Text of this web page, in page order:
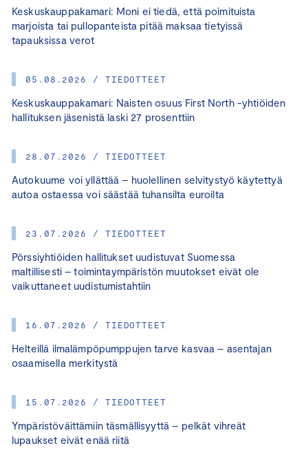
Keskuskauppakamari: Moni ei tiedä, että poimituista
marjoista tai pullopanteista pitää maksaa tietyissä
tapauksissa verot
05.08.2026 / TIEDOTTEET
Keskuskauppakamari: Naisten osuus First North -yhtiöiden
hallituksen jäsenistä laski 27 prosenttiin
28.07.2026 / TIEDOTTEET
Autokuume voi yllättää – huolellinen selvitystyö käytettyä
autoa ostaessa voi säästää tuhansilta euroilta
23.07.2026 / TIEDOTTEET
Pörssiyhtiöiden hallitukset uudistuvat Suomessa
maltillisesti – toimintaympäristön muutokset eivät ole
vaikuttaneet uudistumistahtiin
16.07.2026 / TIEDOTTEET
Helteillä ilmalämpöpumppujen tarve kasvaa – asentajan
osaamisella merkitystä
15.07.2026 / TIEDOTTEET
Ympäristöväittämiin täsmällisyyttä – pelkät vihreät
lupaukset eivät enää riitä